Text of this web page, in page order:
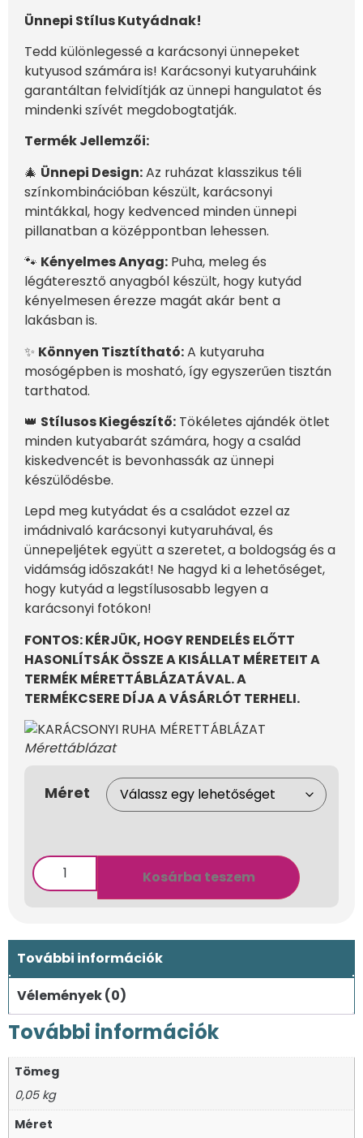
Ünnepi Stílus Kutyádnak!
Tedd különlegessé a karácsonyi ünnepeket
kutyusod számára is! Karácsonyi kutyaruháink
garantáltan felvidítják az ünnepi hangulatot és
mindenki szívét megdobogtatják.
Termék Jellemzői:
🎄 Ünnepi Design:Az ruházat klasszikus téli
színkombinációban készült, karácsonyi
mintákkal, hogy kedvenced minden ünnepi
pillanatban a középpontban lehessen.
🐾 Kényelmes Anyag: Puha, meleg és
légáteresztő anyagból készült, hogy kutyád
kényelmesen érezze magát akár bent a
lakásban is.
✨ Könnyen Tisztítható:A kutyaruha
mosógépben is mosható, így egyszerűen tisztán
tarthatod.
👑 Stílusos Kiegészítő: Tökéletes ajándék ötlet
minden kutyabarát számára, hogy a család
kiskedvencét is bevonhassák az ünnepi
készülődésbe.
Lepd meg kutyádat és a családot ezzel az
imádnivaló karácsonyi kutyaruhával, és
ünnepeljétek együtt a szeretet, a boldogság és a
vidámság időszakát! Ne hagyd ki a lehetőséget,
hogy kutyád a legstílusosabb legyen a
karácsonyi fotókon!
FONTOS: KÉRJÜK, HOGY RENDELÉS ELŐTT
HASONLÍTSÁK ÖSSZE A KISÁLLAT MÉRETEIT A
TERMÉK MÉRETTÁBLÁZATÁVAL. A
TERMÉKCSERE DÍJA A VÁSÁRLÓT TERHELI.
Mérettáblázat
Méret
Kosárba teszem
További információk
Vélemények (0)
További információk
Tömeg
0,05 kg
Méret